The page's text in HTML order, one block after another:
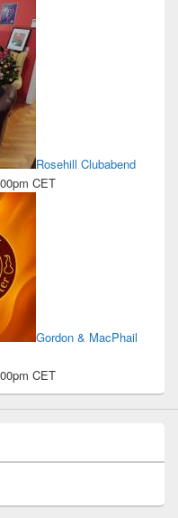
Rosehill Clubabend
CET
Gordon & MacPhail
CET